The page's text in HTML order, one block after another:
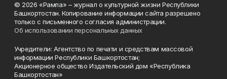
© 2026 «Рампа» – журнал о культурной жизни Республики
Башкортостан. Копирование информации сайта разрешено
только с письменного согласия администрации.
Об использовании персональных данных
Учредители: Агентство по печати и средствам массовой
информации Республики Башкортостан;
Акционерное общество Издательский дом «Республика
Башкортостан»